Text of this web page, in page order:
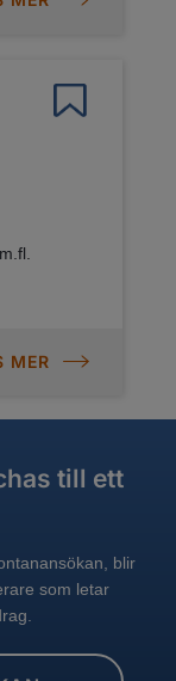
MER
till ett
blir
som letar